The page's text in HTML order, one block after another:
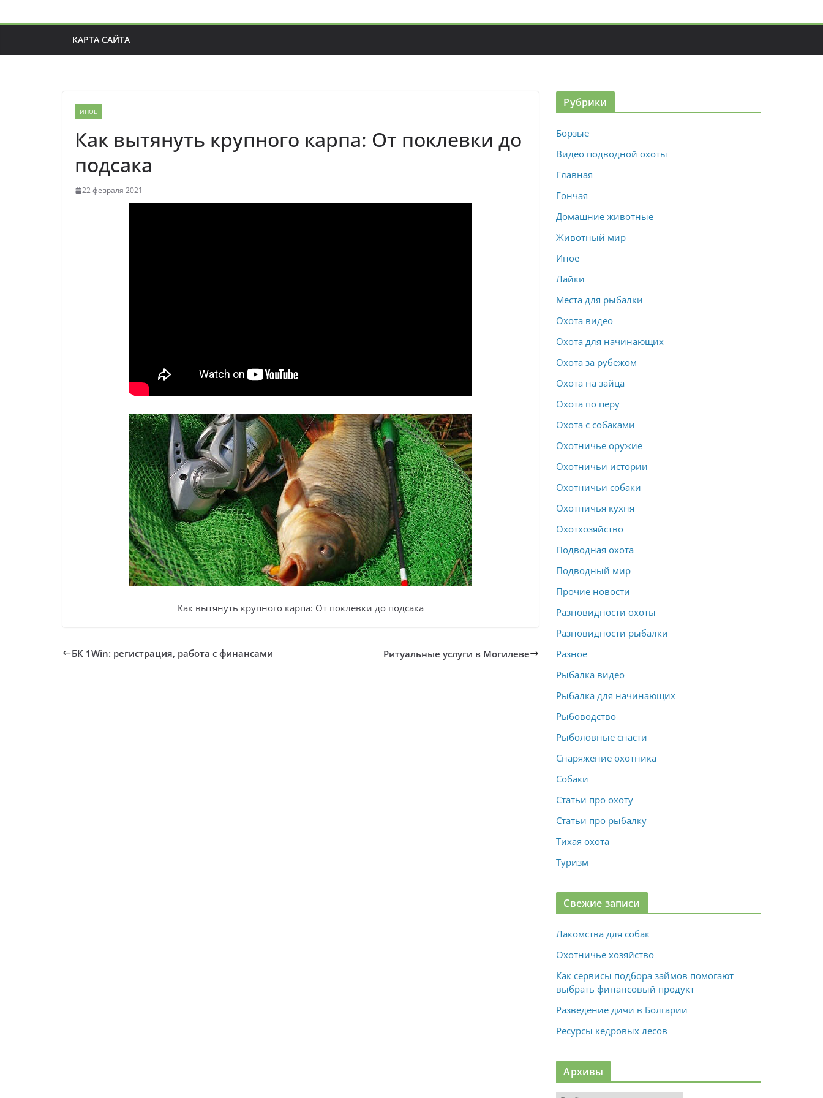
КАРТА САЙТА
ИНОЕ
Как вытянуть крупного карпа: От поклевки до
подсака
22 февраля 2021
Как вытянуть крупного карпа: От поклевки до подсака
БК 1Win: регистрация, работа с финансами Ритуальные услуги в Могилеве
Рубрики
Борзые
Видео подводной охоты
Главная
Гончая
Домашние животные
Животный мир
Иное
Лайки
Места для рыбалки
Охота видео
Охота для начинающих
Охота за рубежом
Охота на зайца
Охота по перу
Охота с собаками
Охотничье оружие
Охотничьи истории
Охотничьи собаки
Охотничья кухня
Охотхозяйство
Подводная охота
Подводный мир
Прочие новости
Разновидности охоты
Разновидности рыбалки
Разное
Рыбалка видео
Рыбалка для начинающих
Рыбоводство
Рыболовные снасти
Снаряжение охотника
Собаки
Статьи про охоту
Статьи про рыбалку
Тихая охота
Туризм
Свежие записи
Лакомства для собак
Охотничье хозяйство
Как сервисы подбора займов помогают
выбрать финансовый продукт
Разведение дичи в Болгарии
Ресурсы кедровых лесов
Архивы